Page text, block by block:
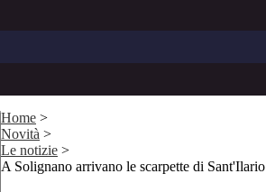
Home >
Novità >
Le notizie >
A Solignano arrivano le scarpette di Sant'Ilario